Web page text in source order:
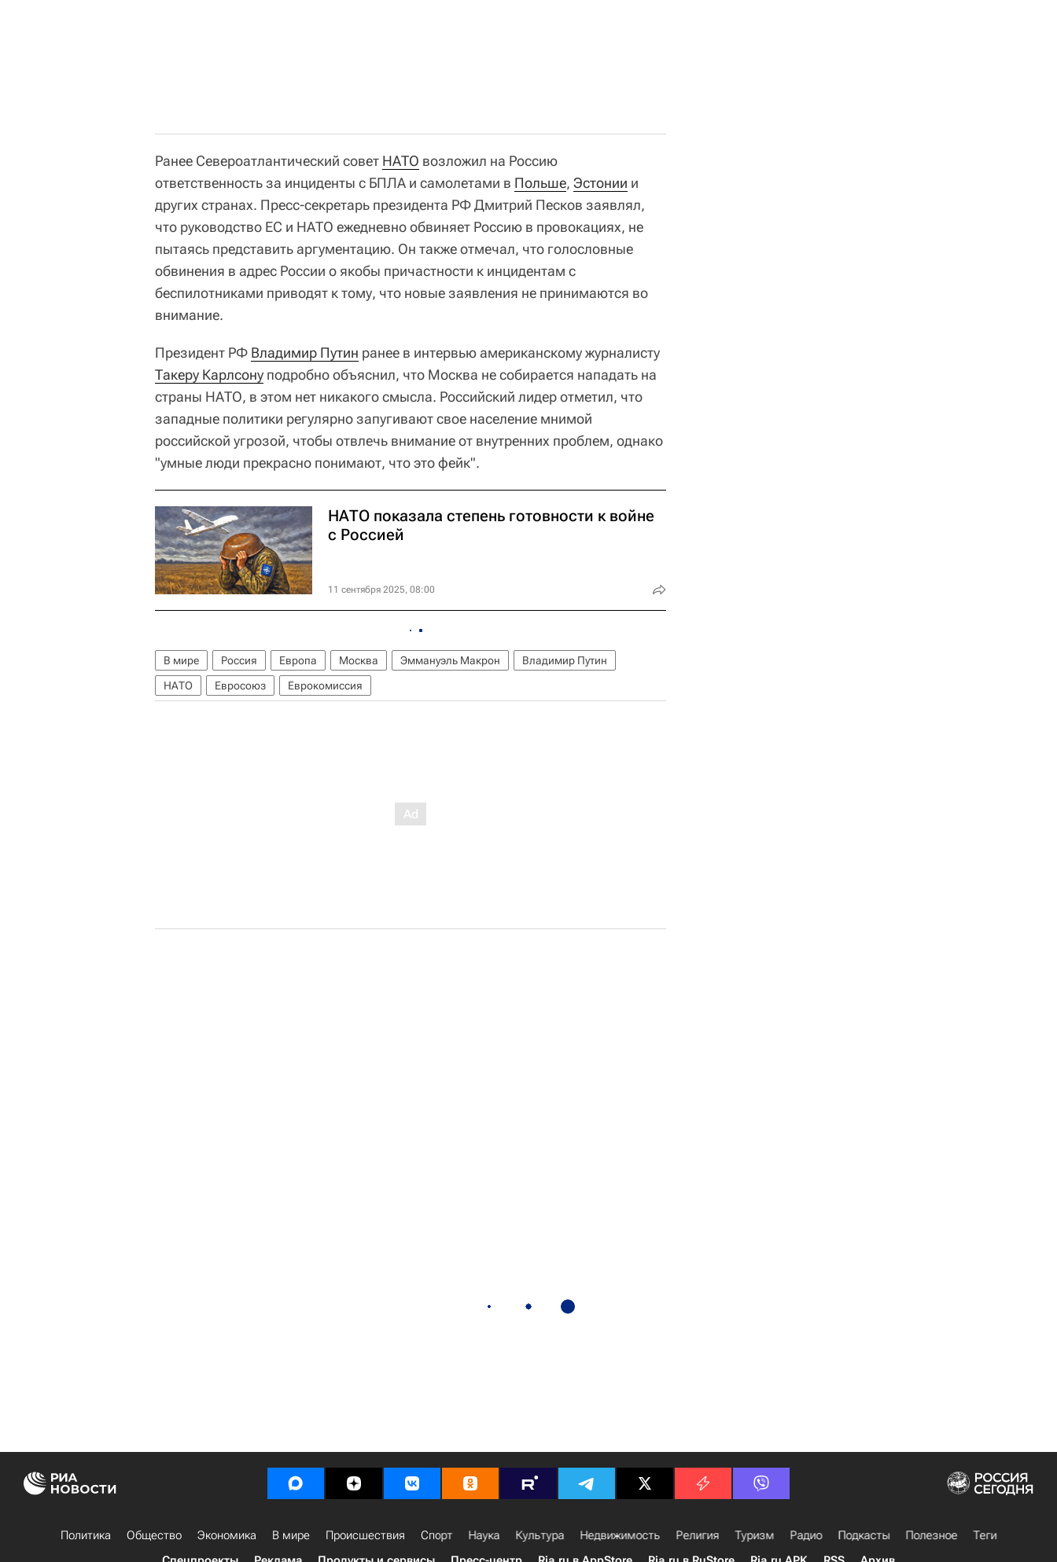
Ранее Североатлантический совет НАТО возложил на Россию
ответственность за инциденты с БПЛА и самолетами в Польше, Эстонии и
других странах. Пресс-секретарь президента РФ Дмитрий Песков заявлял,
что руководство ЕС и НАТО ежедневно обвиняет Россию в провокациях, не
пытаясь представить аргументацию. Он также отмечал, что голословные
обвинения в адрес России о якобы причастности к инцидентам с
беспилотниками приводят к тому, что новые заявления не принимаются во
внимание.
Президент РФ Владимир Путин ранее в интервью американскому журналисту
Такеру Карлсону подробно объяснил, что Москва не собирается нападать на
страны НАТО, в этом нет никакого смысла. Российский лидер отметил, что
западные политики регулярно запугивают свое население мнимой
российской угрозой, чтобы отвлечь внимание от внутренних проблем, однако
"умные люди прекрасно понимают, что это фейк".
НАТО показала степень готовности к войне
с Россией
11 сентября 2025, 08:00
В мире Россия Европа Москва Эммануэль Макрон
Владимир Путин
НАТО
Евросоюз Еврокомиссия
Политика Общество Экономика В мире Происшествия Спорт Наука Культура Недвижимость Религия Туризм Радио Подкасты Полезное
Теги